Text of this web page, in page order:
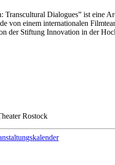
Transcultural Dialogues” ist eine
von einem internationalen
der Stiftung Innovation in der
Rostock